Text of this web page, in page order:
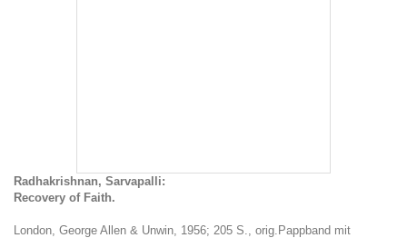
Radhakrishnan, Sarvapalli:
Recovery of Faith.
London, George Allen & Unwin, 1956; 205 S., orig.Pappband mit